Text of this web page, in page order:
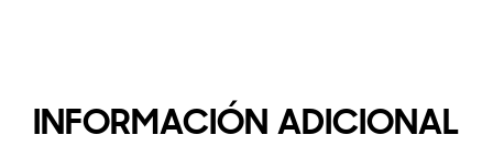
INFORMACIÓN ADICIONAL